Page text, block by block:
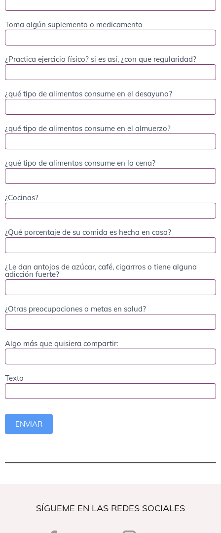
Toma algún suplemento o medicamento
¿Practica ejercicio físico? si es así, ¿con que regularidad?
¿qué tipo de alimentos consume en el desayuno?
¿qué tipo de alimentos consume en el almuerzo?
¿qué tipo de alimentos consume en la cena?
¿Cocinas?
¿Qué porcentaje de su comida es hecha en casa?
¿Le dan antojos de azúcar, café, cigarrros o tiene alguna
adicción fuerte?
¿Otras preocupaciones o metas en salud?
Algo más que quisiera compartir:
Texto
ENVIAR
SÍGUEME EN LAS REDES SOCIALES